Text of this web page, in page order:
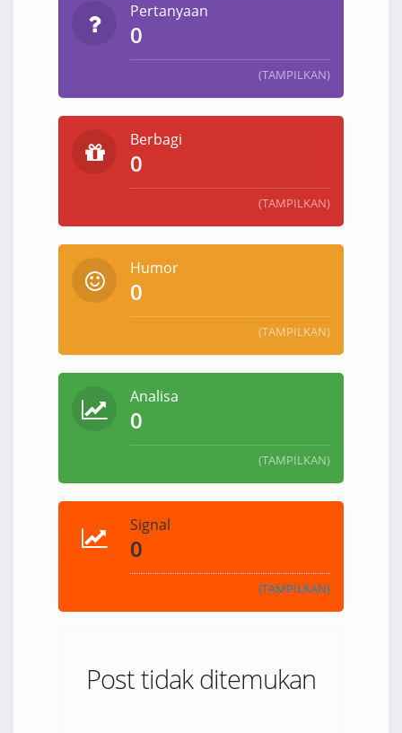
Pertanyaan
0
(TAMPILKAN)
Berbagi
0
(TAMPILKAN)
Humor
0
(TAMPILKAN)
Analisa
0
(TAMPILKAN)
Signal
0
(TAMPILKAN)
Post tidak ditemukan